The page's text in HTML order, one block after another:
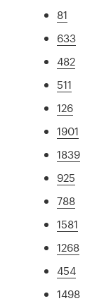
81
633
482
511
126
1901
1839
925
788
1581
1268
454
1498